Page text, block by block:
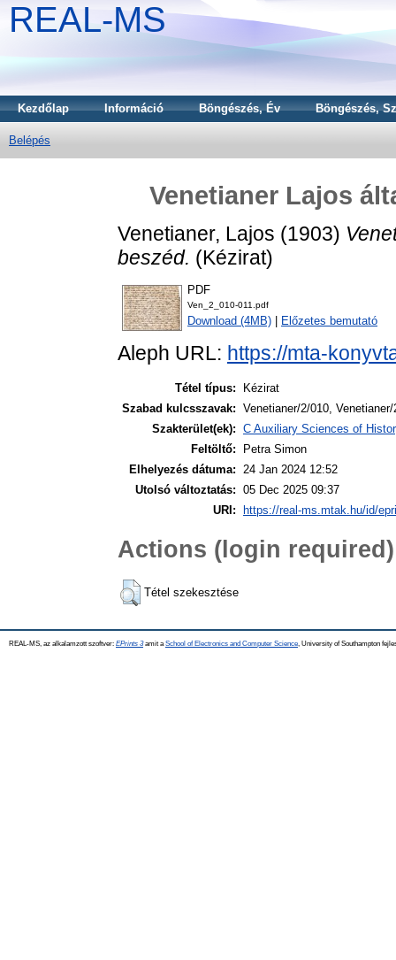
REAL-MS
Kezdőlap Információ Böngészés, Év Böngészés,
Belépés
Venetianer Lajos
Venetianer, Lajos (1903)
beszéd. (Kézirat)
PDF
Ven_2_010-011.pdf
Download (4MB) Előzetes bemutató
Aleph URL: https://mta-
Tétel típus:
Kézirat
Szabad kulcsszavak: Venetianer/2/010, Venetianer/
Szakterület(ek): C Auxiliary Sciences of
Feltöltő:
Petra Simon
Elhelyezés dátuma: 24 Jan 2024 12:52
Utolsó változtatás: 05 Dec 2025 09:37
URI:
https://real-ms.mtak.hu/id/
Actions (login required)
Tétel szekesztése
REAL-MS, az alkalamzott szoftver: EPrints 3amit a School of Electronics and Computer Science , University of Southampton